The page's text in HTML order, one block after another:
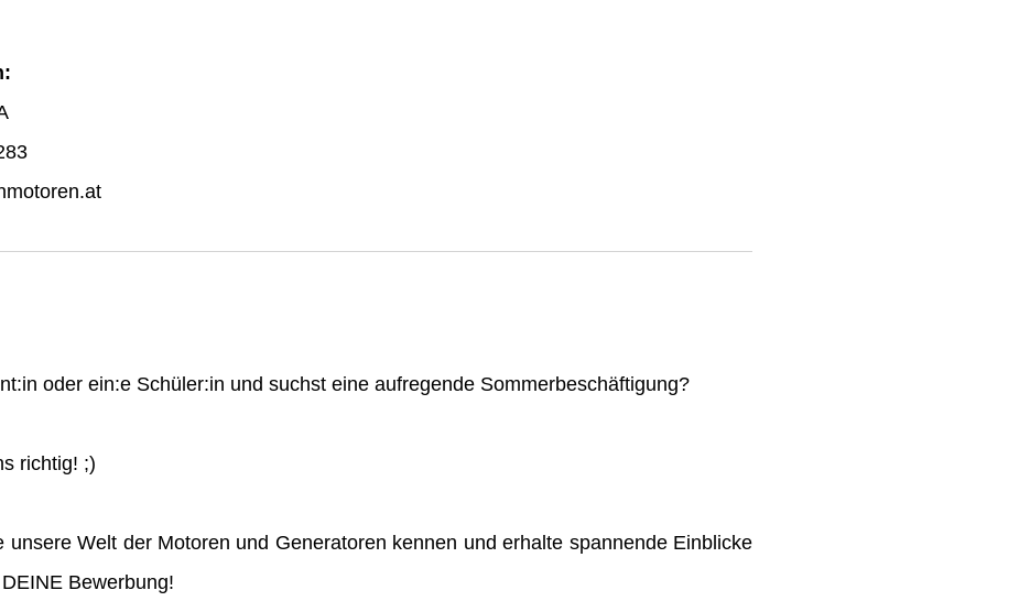
oder ein:e Schüler:in und suchst eine aufregende Sommerbeschäftigung?
richtig! ;)
unsere Welt der Motoren und Generatoren kennen und erhalte spannende Einblicke
Bewerbung!